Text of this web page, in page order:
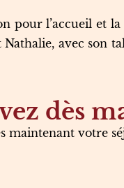
pour l’accueil et
Nathalie, avec son
dès
maintenant votre